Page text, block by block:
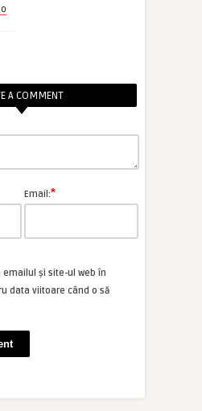
A COMMENT
Email:*
și site-ul web în
data viitoare când o să